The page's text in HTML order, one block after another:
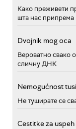
Како преживети
шта нас припрема
Dvojnik mog oca
Вероватно свако
сличну ДНК
Nemogućnost
Не туширате се
Cestitke za uspeh